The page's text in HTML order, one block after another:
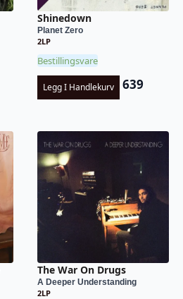
Shinedown
Planet Zero
2LP
Bestillingsvare
Legg I Handlekurv 639
The War On Drugs
A Deeper Understanding
2LP